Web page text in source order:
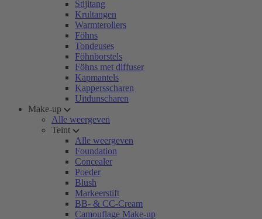
Stijltang
Krultangen
Warmterollers
Föhns
Tondeuses
Föhnborstels
Föhns met diffuser
Kapmantels
Kappersscharen
Uitdunscharen
Make-up
Alle weergeven
Teint
Alle weergeven
Foundation
Concealer
Poeder
Blush
Markeerstift
BB- & CC-Cream
Camouflage Make-up